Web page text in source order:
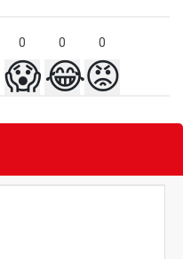
0 0 0
😱😂😡